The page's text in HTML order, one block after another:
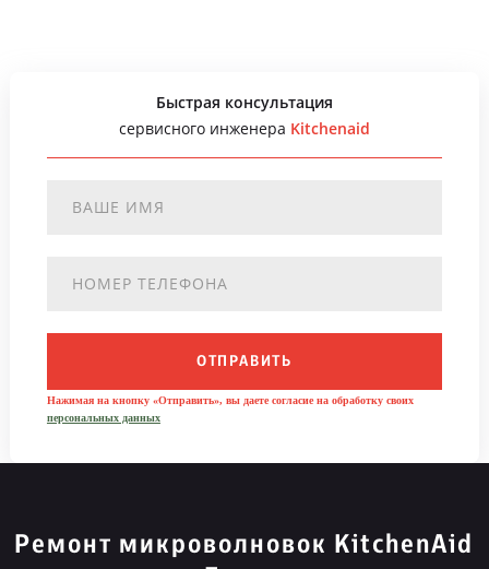
Быстрая консультация
сервисного инженера Kitchenaid
ОТПРАВИТЬ
Нажимая на кнопку «Отправить», вы даете согласие на обработку своих
персональных данных
Ремонт микроволновок KitchenAid